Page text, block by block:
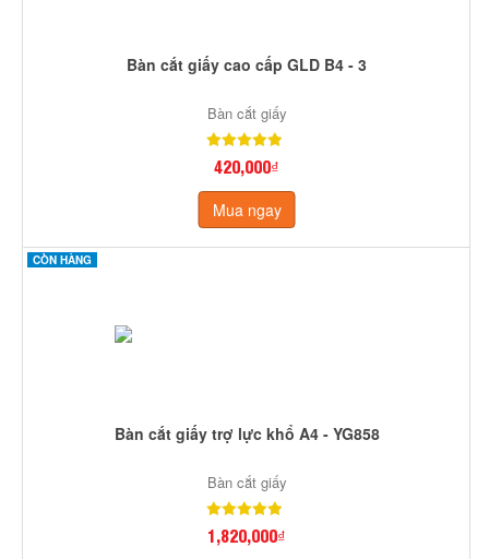
Bàn cắt giấy cao cấp GLD B4 - 3
Bàn cắt giấy
420,000₫
Mua ngay
CÒN HÀNG
Bàn cắt giấy trợ lực khổ A4 - YG858
Bàn cắt giấy
1,820,000₫